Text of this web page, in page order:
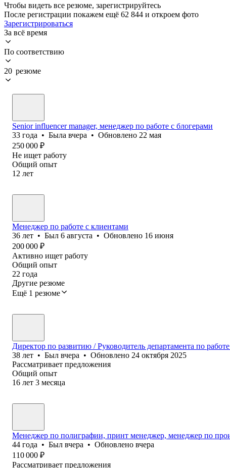
Чтобы видеть все резюме, зарегистрируйтесь
После регистрации покажем ещё 62 844 и откроем фото
Зарегистрироваться
За всё время
По соответствию
20 резюме
Senior influencer manager, менеджер по работе с блогерами
33 года • Была вчера • Обновлено 22 мая
250 000 ₽
Не ищет работу
Общий опыт
12 лет
Менеджер по работе с клиентами
36 лет • Был 6 августа • Обновлено 16 июня
200 000 ₽
Активно ищет работу
Общий опыт
22 года
Другие резюме
Ещё 1 резюме
Директор по развитию / Руководитель департамента по
38 лет • Был вчера • Обновлено 24 октября 2025
Рассматривает предложения
Общий опыт
16 лет 3 месяца
Менеджер по полиграфии, принт менеджер, менеджер по
44 года • Был вчера • Обновлено вчера
110 000 ₽
Рассматривает предложения